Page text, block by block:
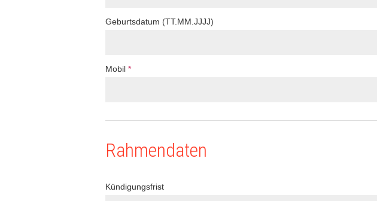
Geburtsdatum (TT.MM.JJJJ)
Mobil *
Rahmendaten
Kündigungsfrist